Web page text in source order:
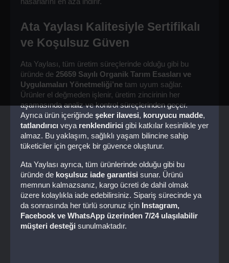
Ata Yaylası Kalitesiyle Sertifikalı
ve Koşulsuz Güven
Ata Yaylası, tüm üretim süreçlerinde olduğu gibi bu
üründe de 25659 Sayılı Organik Tarım Esasları ve
Uygulamaları Yönetmeliği’ne tam uyum sağlar.
Ürünler el değmeden işlenir, üretim zincirinin her
aşamasında analiz ve kontrol süreçlerinden geçer.
Ayrıca ürün içeriğinde şeker ilavesi, koruyucu madde
tatlandırıcı veya renklendirici gibi katkılar kesinlikle yer
almaz. Bu yaklaşım, sağlıklı yaşam bilincine sahip
tüketiciler için gerçek bir güvence oluşturur.
Ata Yaylası ayrıca, tüm ürünlerinde olduğu gibi bu
üründe de koşulsuz iade garantisi sunar. Ürünü
memnun kalmazsanız, kargo ücreti de dahil olmak
üzere kolaylıkla iade edebilirsiniz. Sipariş sürecinde ya
da sonrasında her türlü sorunuz için Instagram,
Facebook ve WhatsApp üzerinden 7/24 ulaşılabilir
müşteri desteği sunulmaktadır.